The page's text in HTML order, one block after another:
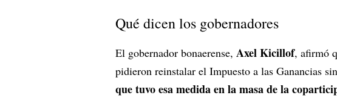
Qué dicen los gobernadores
El gobernador bonaerense, Axel Kicillof, afirmó
pidieron reinstalar el Impuesto a las Ganancias
que tuvo esa medida en la masa de la